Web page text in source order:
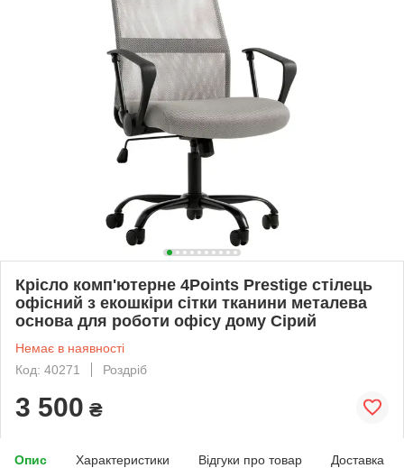
Крісло комп'ютерне 4Points Prestige стілець
офісний з екошкіри сітки тканини металева
основа для роботи офісу дому Сірий
Немає в наявності
Код: 40271
Роздріб
3 500 ₴
Опис Характеристики Відгуки про товар Доставка